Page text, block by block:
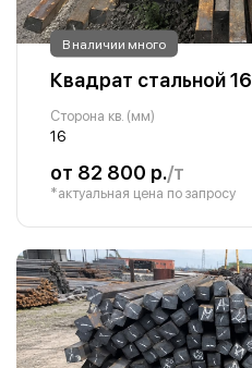
В наличии много
Квадрат стальной 16
Сторона кв. (мм)
16
от 82 800 р./т
*актуальная цена по запросу